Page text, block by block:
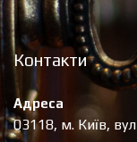
Контакти
Адреса
03118, м. Київ,